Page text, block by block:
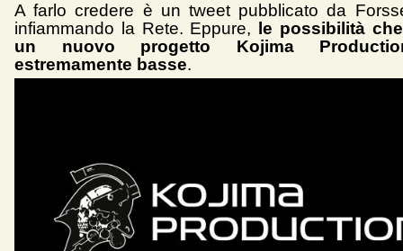
A farlo credere è un tweet pubblicato da
infiammando la Rete. Eppure,
le possibilità
un nuovo progetto Kojima
estremamente basse.